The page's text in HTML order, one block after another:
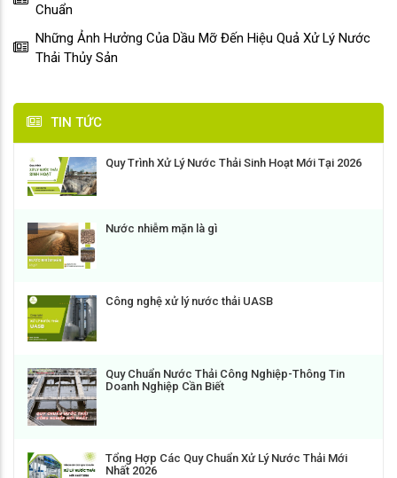
Chuẩn
Những Ảnh Hưởng Của Dầu Mỡ Đến Hiệu Quả Xử Lý Nước
Thải Thủy Sản
TIN TỨC
Quy Trình Xử Lý Nước Thải Sinh Hoạt Mới Tại 2026
Nước nhiễm mặn là gì
Công nghệ xử lý nước thải UASB
Quy Chuẩn Nước Thải Công Nghiệp-Thông Tin
Doanh Nghiệp Cần Biết
Tổng Hợp Các Quy Chuẩn Xử Lý Nước Thải Mới
Nhất 2026